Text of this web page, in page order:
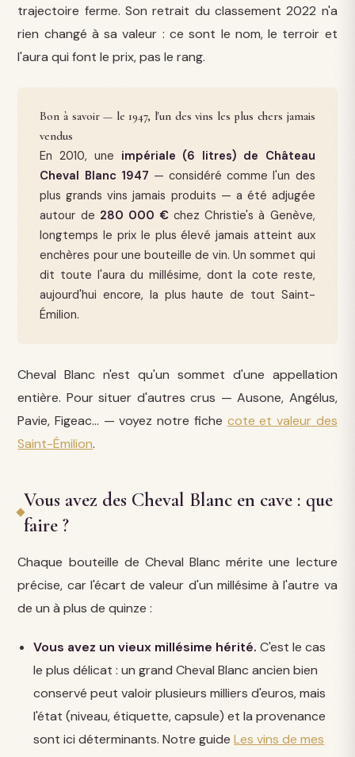
trajectoire ferme. Son retrait du classement 2022 n'a
rien changé à sa valeur : ce sont le nom, le terroir et
l'aura qui font le prix, pas le rang.
Bon à savoir — le 1947, l'un des vins les plus chers jamais
vendus
En 2010, une impériale (6 litres) de Château
Cheval Blanc 1947 — considéré comme l'un des
plus grands vins jamais produits — a été adjugée
autour de 280 000 €chez Christie's à Genève,
longtemps le prix le plus élevé jamais atteint aux
enchères pour une bouteille de vin. Un sommet qui
dit toute l'aura du millésime, dont la cote reste,
aujourd'hui encore, la plus haute de tout Saint-
Émilion.
Cheval Blanc n'est qu'un sommet d'une appellation
entière. Pour situer d'autres crus — Ausone, Angélus,
Pavie, Figeac… — voyez notre fiche cote et valeur des
Saint-Émilion.
Vous avez des Cheval Blanc en cave : que
faire ?
Chaque bouteille de Cheval Blanc mérite une lecture
précise, car l'écart de valeur d'un millésime à l'autre va
de un à plus de quinze :
Vous avez un vieux millésime hérité. C'est le cas
le plus délicat : un grand Cheval Blanc ancien bien
conservé peut valoir plusieurs milliers d'euros, mais
l'état (niveau, étiquette, capsule) et la provenance
sont ici déterminants. Notre guideLes vins de mes